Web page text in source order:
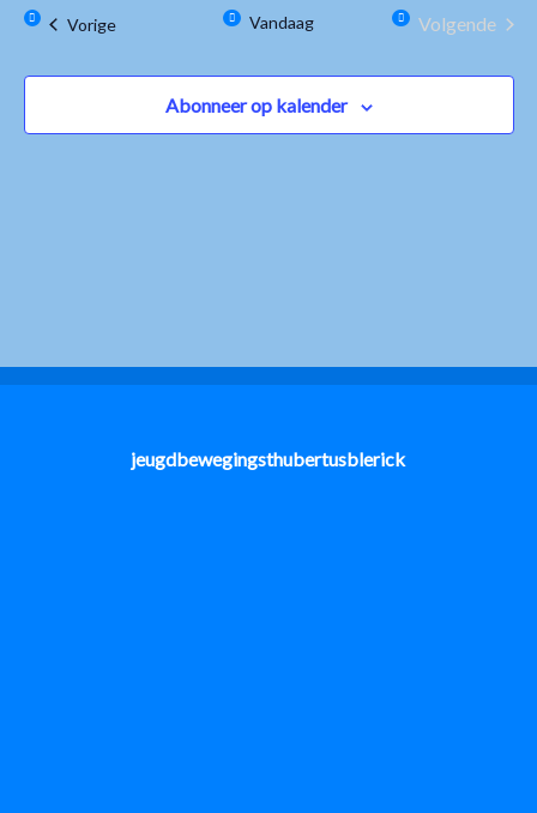
datum.VorigeEvenementen Vandaag
Volgende
Abonneer op kalender
jeugdbewegingsthubertusblerick